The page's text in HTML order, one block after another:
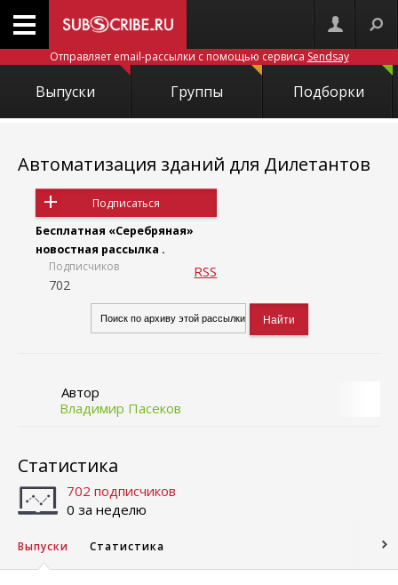
Отправляет email-рассылки с помощью сервиса Sendsay
Выпуски Группы Подборки
Автоматизация зданий для Дилетантов
Подписаться
Бесплатная «Серебряная»
новостная рассылка .
Подписчиков
702
RSS
Автор
Владимир Пасеков
Статистика
702 подписчиков
0 за неделю
Выпуски Статистика